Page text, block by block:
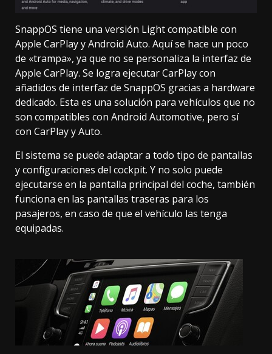
SnappOS tiene una versión Light compatible con
Apple CarPlayy Android Auto. Aquí se hace un poco
de «trampa», ya que no se personaliza la interfaz de
Apple CarPlay. Se logra ejecutar CarPlay con
añadidos de interfaz de SnappOS gracias a hardware
dedicado. Esta es una solución para vehículos que no
son compatibles con Android Automotive, pero sí
con CarPlay y Auto.
El sistema se puede adaptar a todo tipo de pantallas
y configuraciones del cockpit. Y no solo puede
ejecutarse en la pantalla principal del coche, también
funciona en las pantallas traseras para los
pasajeros, en caso de que el vehículo las tenga
equipadas.